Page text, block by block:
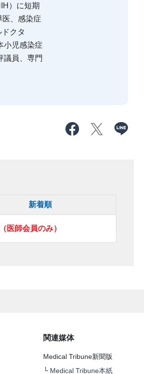
）に短期
、感染症
クタ
小児感染症
議員、専門
新着順
医師会員のみ）
関連媒体
Medical Tribune新聞版
└ Medical Tribune本紙